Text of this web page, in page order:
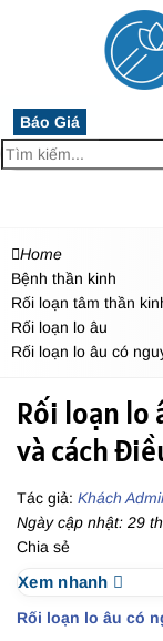
Báo Giá
Home
Bệnh thần kinh
Rối loạn tâm thần
Rối loạn lo âu
Rối loạn lo âu có
Rối loạn lo
và cách
Tác giả: Khách
Ngày cập nhật: 29
Chia sẻ
Xem nhanh
Rối loạn lo âu có